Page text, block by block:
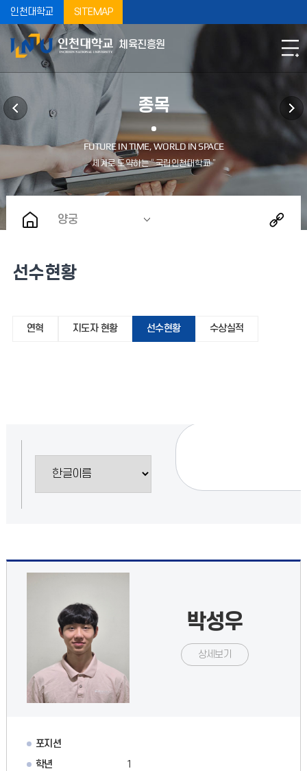
인천대학교 SITEMAP
체육진흥원
종목
양궁
선수현황
연혁 지도자 현황 선수현황 수상실적
박성우
상세보기
포지션
학년
1